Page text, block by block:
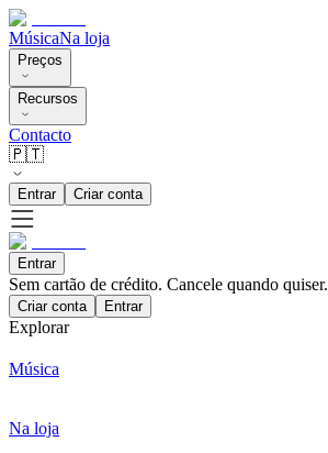
MúsicaNa loja
Preços
Recursos
Contacto
🇵🇹
Entrar Criar conta
Entrar
Sem cartão de crédito. Cancele quando quiser.
Criar conta Entrar
Explorar
Música
Na loja